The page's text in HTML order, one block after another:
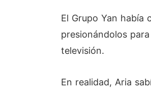
El Grupo Yan había
presionándolos
televisión.
En realidad, Aria